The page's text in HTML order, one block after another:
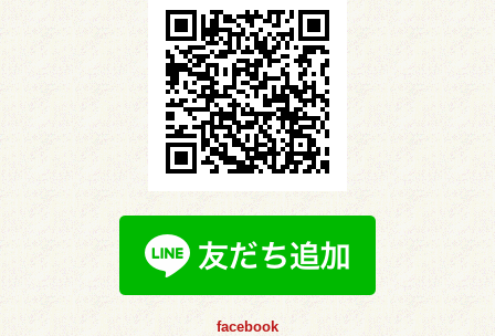
facebook